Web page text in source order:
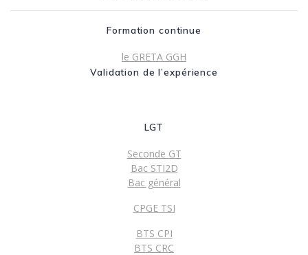
Formation continue
le GRETA GGH
Validation de l’expérience
LGT
Seconde GT
Bac STI2D
Bac général
CPGE TSI
BTS CPI
BTS CRC